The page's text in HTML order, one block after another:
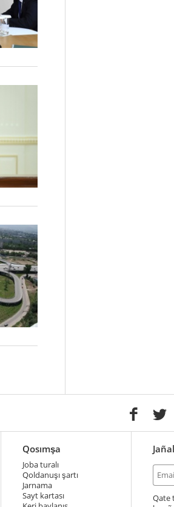
Qosımşa
Joba turalı
Qoldanuşı şartı
Jarnama
Sayt kartası
Qate